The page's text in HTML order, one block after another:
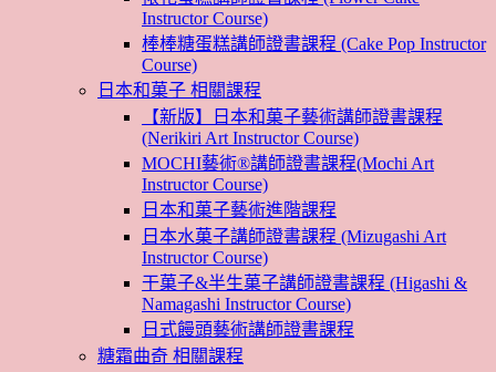
Instructor Course)
棒棒糖蛋糕講師證書課程 (Cake Pop Instructor
Course)
日本和菓子 相關課程
【新版】日本和菓子藝術講師證書課程
(Nerikiri Art Instructor Course)
MOCHI藝術®講師證書課程(Mochi Art
Instructor Course)
日本和菓子藝術進階課程
日本水菓子講師證書課程 (Mizugashi Art
Instructor Course)
干菓子&半生菓子講師證書課程 (Higashi &
Namagashi Instructor Course)
日式饅頭藝術講師證書課程
糖霜曲奇 相關課程